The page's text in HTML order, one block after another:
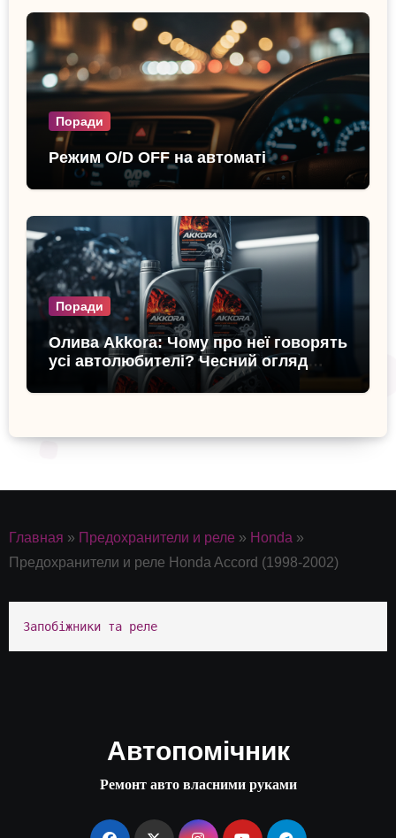
Поради
Режим O/D OFF на автоматі
Поради
Олива Akkora: Чому про неї говорять
усі автолюбителі? Чесний огляд
Главная » Предохранители и реле » Honda »
Предохранители и реле Honda Accord (1998-2002)
Запобіжники та реле
Автопомічник
Ремонт авто власними руками